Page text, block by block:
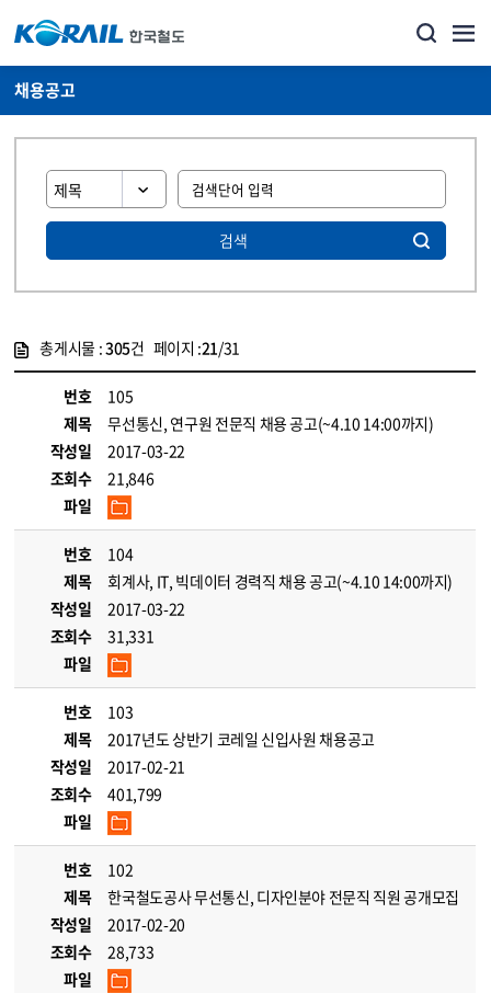
채용공고
검색
총게시물 :305건 페이지 :21/31
번호
105
제목
무선통신, 연구원 전문직 채용 공고(~4.10 14:00까지)
작성일
2017-03-22
조회수
21,846
파일
번호
104
제목
회계사, IT, 빅데이터 경력직 채용 공고(~4.10 14:00까지)
작성일
2017-03-22
조회수
31,331
파일
번호
103
제목
2017년도 상반기 코레일 신입사원 채용공고
작성일
2017-02-21
조회수
401,799
파일
번호
102
제목
한국철도공사 무선통신, 디자인분야 전문직 직원 공개모집
작성일
2017-02-20
조회수
28,733
파일